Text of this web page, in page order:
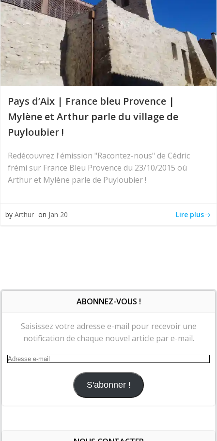
Pays d’Aix | France bleu Provence |
Mylène et Arthur parle du village de
Puyloubier !
Redécouvrez l'émission "Racontez-nous" de Cédric
frémi sur France Bleu Provence du 23/10/2015 où
Arthur et Mylène parle de Puyloubier !
by Arthur on Jan 20 Lire plus
ABONNEZ-VOUS !
Saisissez votre adresse e-mail pour recevoir une
notification de chaque nouvel article par e-mail.
Adresse
S'abonner !